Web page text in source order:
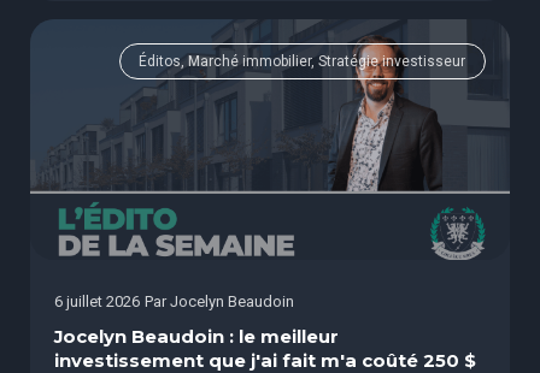
Éditos, Marché immobilier, Stratégie investisseur
6 juillet 2026 Par Jocelyn Beaudoin
Jocelyn Beaudoin : le meilleur
investissement que j'ai fait m'a coûté 250 $